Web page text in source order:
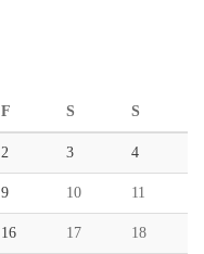
F S S
2 3 4
9 10 11
16 17 18